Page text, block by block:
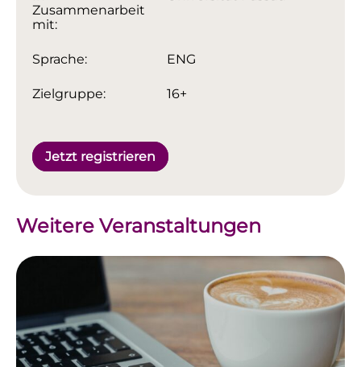
Zusammenarbeit
mit:
Sprache: ENG
Zielgruppe: 16+
Jetzt registrieren
Weitere Veranstaltungen